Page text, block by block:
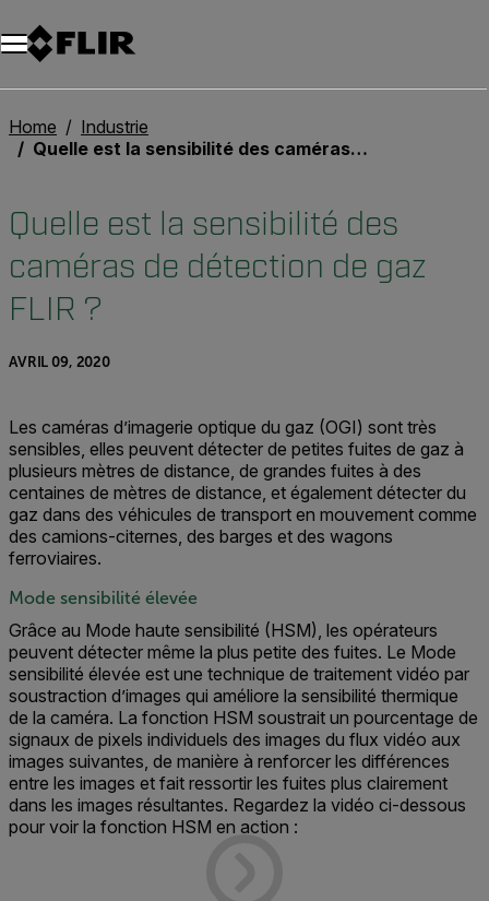
Unread messages
Modèle
Supprimer
articles
article
Ajouter au panier
Ajouté au panier
Home
Industrie
Quelle est la sensibilité des caméras de détection de gaz FLIR ?
Quelle est la sensibilité des
caméras de détection de gaz
FLIR ?
AVRIL 09, 2020
Les caméras d’imagerie optique du gaz (OGI) sont très
sensibles, elles peuvent détecter de petites fuites de gaz à
plusieurs mètres de distance, de grandes fuites à des
centaines de mètres de distance, et également détecter du
gaz dans des véhicules de transport en mouvement comme
des camions-citernes, des barges et des wagons
ferroviaires.
Mode sensibilité élevée
Grâce au Mode haute sensibilité (HSM), les opérateurs
peuvent détecter même la plus petite des fuites. Le Mode
sensibilité élevée est une technique de traitement vidéo par
soustraction d’images qui améliore la sensibilité thermique
de la caméra. La fonction HSM soustrait un pourcentage de
signaux de pixels individuels des images du flux vidéo aux
images suivantes, de manière à renforcer les différences
entre les images et fait ressortir les fuites plus clairement
dans les images résultantes. Regardez la vidéo ci-dessous
pour voir la fonction HSM en action :